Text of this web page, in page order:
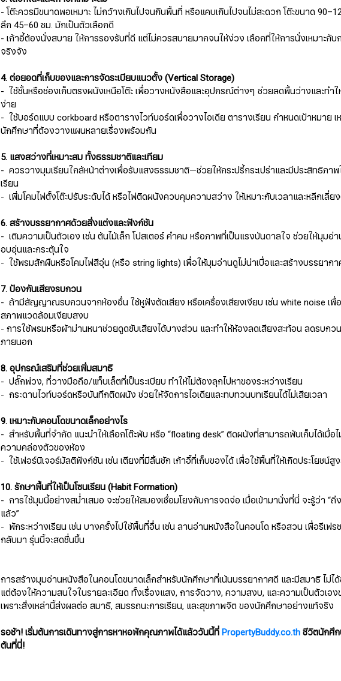
- โต๊ะควรมีขนาดพอเหมาะ ไม่กว้างเกินไปจนกินพื้นที่ หรือแคบเกินไปจนไม่สะดวก โต๊ะขนาด
ลึก 45–60 ซม. มักเป็นตัวเลือกดี
- เก้าอี้ต้องนั่งสบาย ให้การรองรับที่ดี แต่ไม่ควรสบายมากจนให้ง่วง เลือกที่ให้การนั่งเหมาะกับ
จริงจัง
4. ต่อยอดที่เก็บของและการจัดระเบียบแนวตั้ง (Vertical Storage)
- ใช้ชั้นหรือช่องเก็บตรงผนังเหนือโต๊ะ เพื่อวางหนังสือและอุปกรณ์ต่างๆ ช่วยลดพื้นว่างและทำใ
ง่าย
- ใช้บอร์ดแบบ corkboard หรือตารางไวท์บอร์ดเพื่อวางไอเดีย ตารางเรียน กำหนดเป้าหมาย เ
นักศึกษาที่ต้องวางแผนหลายเรื่องพร้อมกัน
5. แสงสว่างที่เหมาะสม ทั้งธรรมชาติและเทียม
- ควรวางมุมเรียนใกล้หน้าต่างเพื่อรับแสงธรรมชาติ—ช่วยให้กระปรี้กระเปร่าและมีประสิทธิภา
เรียน
- เพิ่มโคมไฟตั้งโต๊ะปรับระดับได้ หรือไฟติดผนังควบคุมความสว่าง ให้เหมาะกับเวลาและหลีกเลี่ย
6. สร้างบรรยากาศด้วยสิ่งแต่งและฟังก์ชัน
- เติมความเป็นตัวเอง เช่น ต้นไม้เล็ก โปสเตอร์ คำคม หรือภาพที่เป็นแรงบันดาลใจ ช่วยให้มุมอ่
อบอุ่นและกระตุ้นใจ
- ใช้พรมสักผืนหรือโคมไฟสีอุ่น (หรือ string lights) เพื่อให้มุมอ่านดูไม่น่าเบื่อและสร้างบรรยาก
7. ป้องกันเสียงรบกวน
- ถ้ามีสัญญาณรบกวนจากห้องอื่น ใช้หูฟังตัดเสียง หรือเครื่องเสียงเงียบ เช่น white noise เพื่
สภาพแวดล้อมเงียบสงบ
- การใช้พรมหรือผ้าม่านหนาช่วยดูดซับเสียงได้บางส่วน และทำให้ห้องลดเสียงสะท้อน ลดรบกว
ภายนอก
8. อุปกรณ์เสริมที่ช่วยเพิ่มสมาธิ
- ปลั๊กพ่วง, ที่วางมือถือ/แท็บเล็ตที่เป็นระเบียบ ทำให้ไม่ต้องลุกไปหาของระหว่างเรียน
- กระดานไวท์บอร์ดหรือบันทึกติดผนัง ช่วยให้จัดการไอเดียและทบทวนบทเรียนได้ไม่เสียเวลา
9. เหมาะกับคอนโดขนาดเล็กอย่างไร
- สำหรับพื้นที่จำกัด แนะนำให้เลือกโต๊ะพับ หรือ “floating desk” ติดผนังที่สามารถพับเก็บได้เมื่อไ
ความคล่องตัวของห้อง
- ใช้เฟอร์นิเจอร์มัลติฟังก์ชัน เช่น เตียงที่มีลิ้นชัก เก้าอี้ที่เก็บของได้ เพื่อใช้พื้นที่ให้เกิดประโยชน์สู
10. รักษาพื้นที่ให้เป็นโซนเรียน (Habit Formation)
- การใช้มุมนี้อย่างสม่ำเสมอ จะช่วยให้สมองเชื่อมโยงกับการจดจ่อ เมื่อเข้ามานั่งที่นี่ จะรู้ว่า “ถึง
แล้ว”
- พักระหว่างเรียน เช่น บางครั้งไปใช้พื้นที่อื่น เช่น ลานอ่านหนังสือในคอนโด หรือสวน เพื่อรีเฟร
กลับมา รุ่นนี้จะสดชื่นขึ้น
การสร้างมุมอ่านหนังสือในคอนโดขนาดเล็กสำหรับนักศึกษาที่เน้นบรรยากาศดี และมีสมาธิ ไม่ไ
แต่ต้องให้ความสนใจในรายละเอียด ทั้งเรื่องแสง, การจัดวาง, ความสงบ, และความเป็นตัวเอ
เพราะสิ่งเหล่านี้ส่งผลต่อ สมาธิ, สมรรถนะการเรียน, และสุขภาพจิต ของนักศึกษาอย่างแท้จริง
​​​​​​​รอช้า! เริ่มต้นการเดินทางสู่การหาหอพักคุณภาพได้แล้ววันนี้ที่PropertyBuddy.co.thชีวิตนักศึก
ต้นที่นี่!